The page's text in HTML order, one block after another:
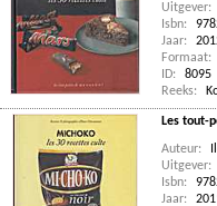
Uitgever:
Isbn:
Jaar:
Formaat:
ID:
8095
Reeks:
Les tout-
Auteur:
Uitgever:
Isbn:
Jaar: